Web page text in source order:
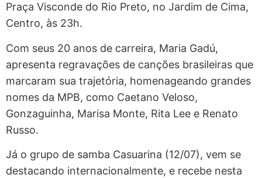
Praça Visconde do Rio Preto, no Jardim de Cima,
Centro, às 23h.
Com seus 20 anos de carreira, Maria Gadú,
apresenta regravações de canções brasileiras que
marcaram sua trajetória, homenageando grandes
nomes da MPB, como Caetano Veloso,
Gonzaguinha, Marisa Monte, Rita Lee e Renato
Russo.
Já o grupo de samba Casuarina (12/07), vem se
destacando internacionalmente, e recebe nesta